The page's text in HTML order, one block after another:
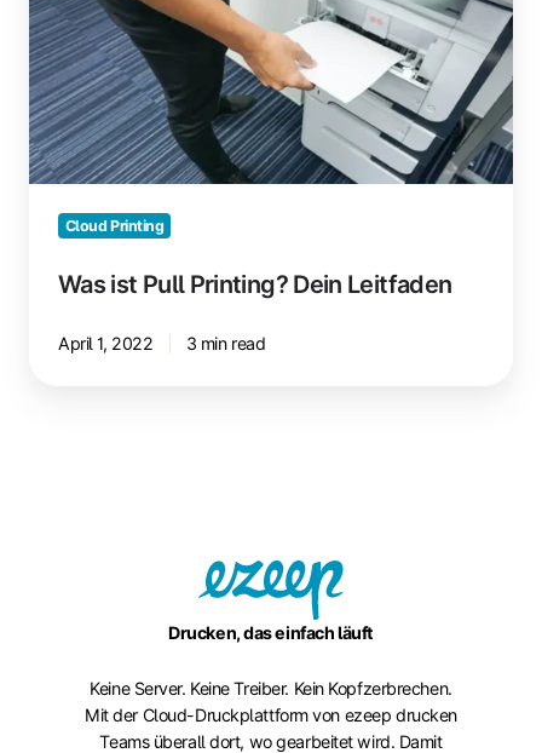
Printing?
Dein
Leitfaden
Cloud Printing
Was ist Pull Printing? Dein Leitfaden
April 1, 2022 3 min read
Drucken, das einfach läuft
Keine Server. Keine Treiber. Kein Kopfzerbrechen.
Mit der Cloud-Druckplattform von ezeep drucken
Teams überall dort, wo gearbeitet wird. Damit